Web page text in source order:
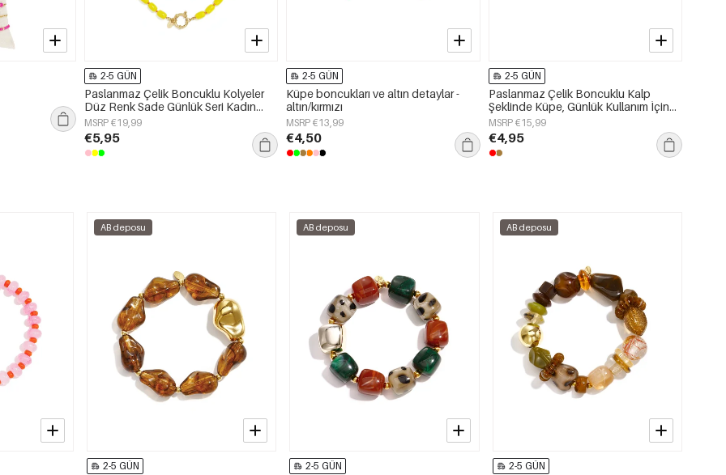
2-5 GÜN
Paslanmaz Çelik Boncuklu Kolyeler
Düz Renk Sade Günlük Seri Kadın
Takıları
MSRP €19,99
€5,95
2-5 GÜN
Küpe boncukları ve altın detaylar -
altın/kırmızı
MSRP €13,99
€4,50
2-5 GÜN
Paslanmaz Çelik Boncuklu Kalp
Şeklinde Küpe, Günlük Kullanım İçin
Kadın Takısı
MSRP €15,99
€4,95
AB deposu
2-5 GÜN
AB deposu
2-5 GÜN
AB deposu
2-5 GÜN